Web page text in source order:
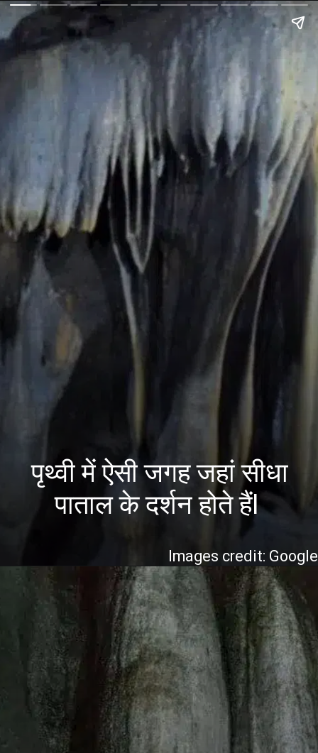
पृथ्वी में ऐसी जगह जहां सीधा
पाताल के दर्शन होते हैंI
Images credit: Google